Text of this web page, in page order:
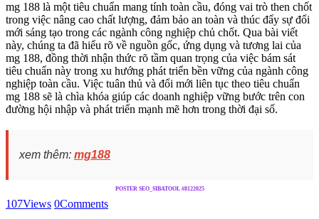
mg 188 là một tiêu chuẩn mang tính toàn cầu, đóng vai trò then chốt
trong việc nâng cao chất lượng, đảm bảo an toàn và thúc đẩy sự đổi
mới sáng tạo trong các ngành công nghiệp chủ chốt. Qua bài viết
này, chúng ta đã hiểu rõ về nguồn gốc, ứng dụng và tương lai của
mg 188, đồng thời nhận thức rõ tầm quan trọng của việc bám sát
tiêu chuẩn này trong xu hướng phát triển bền vững của ngành công
nghiệp toàn cầu. Việc tuân thủ và đổi mới liên tục theo tiêu chuẩn
mg 188 sẽ là chìa khóa giúp các doanh nghiệp vững bước trên con
đường hội nhập và phát triển mạnh mẽ hơn trong thời đại số.
xem thêm: mg188
POSTER SEO_SIBATOOL #8122025
107Views 0Comments